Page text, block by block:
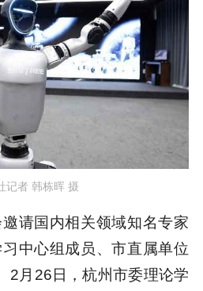
记者 韩栋晖 摄
请国内相关领域知名专家
中心组成员、市直属单位
2月26日，杭州市委理论学